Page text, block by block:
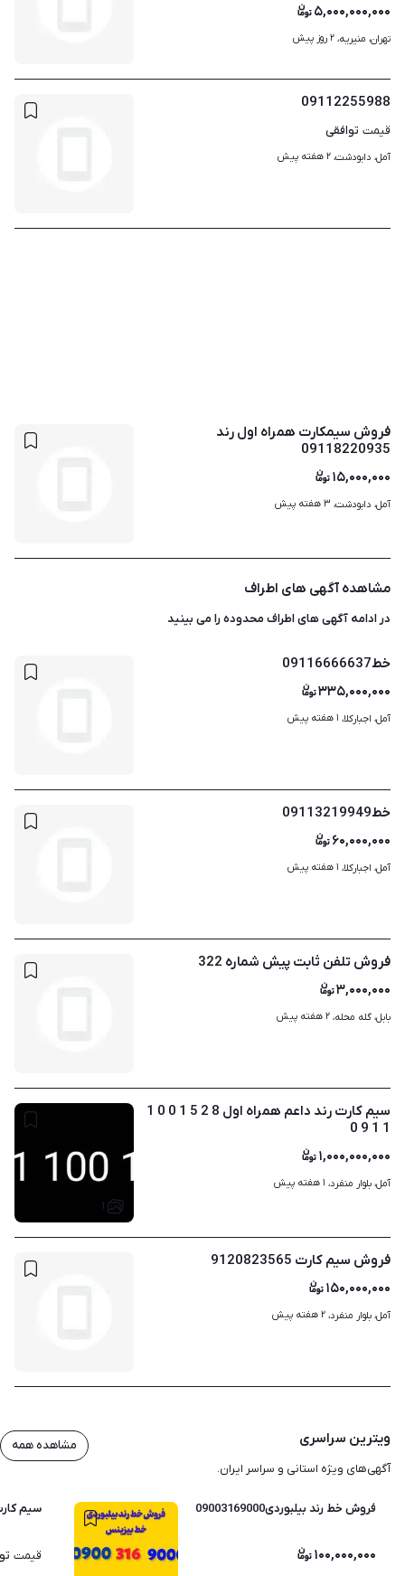
۵,۰۰۰,۰۰۰,۰۰۰
تهران، منیریه، ۲ روز پیش
09112255988
قیمت توافقی
آمل، دابودشت، ۲ هفته پیش
فروش سیمکارت همراه اول رند
09118220935
۱۵,۰۰۰,۰۰۰
آمل، دابودشت، ۳ هفته پیش
مشاهده آگهی های اطراف
در ادامه آگهی هایاطراف محدودهرا می بینید
خط09116666637
۳۳۵,۰۰۰,۰۰۰
آمل، اجبارکلا، ۱ هفته پیش
خط09113219949
۶۰,۰۰۰,۰۰۰
آمل، اجبارکلا، ۱ هفته پیش
فروش تلفن ثابت پیش شماره 322
۳,۰۰۰,۰۰۰
بابل، گله محله، ۲ هفته پیش
۱
سیم کارت رند داعم همراه اول 8 2 5 1 0 0 1
1 1 9 0
۱,۰۰۰,۰۰۰,۰۰۰
آمل، بلوار منفرد، ۱ هفته پیش
فروش سیم کارت 9120823565
۱۵۰,۰۰۰,۰۰۰
آمل، بلوار منفرد، ۲ هفته پیش
ویترین سراسری
آگهی‌های ویژه استانی و سراسر ایران.
مشاهده همه
فروش خط رند بیلبوردی09003169000
۱۰۰,۰۰۰,۰۰۰
سیم کارت
قیمت